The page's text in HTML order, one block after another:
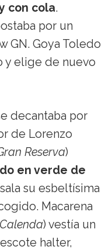
con cola.
por un
GN. Goya Toledo
y elige de nuevo
decantaba por
de Lorenzo
Reserva)
en verde de
su esbeltísima
Macarena
) vestía un
halter,